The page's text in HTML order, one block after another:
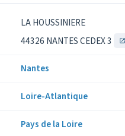
LA HOUSSINIERE
44326 NANTES CEDEX 3
Nantes
Loire-Atlantique
Pays de la Loire